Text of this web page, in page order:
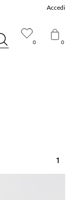
1
0 0
Accedi